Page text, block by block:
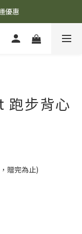
最新優惠！
優惠
最新優惠！
跑步背心
贈完為止)